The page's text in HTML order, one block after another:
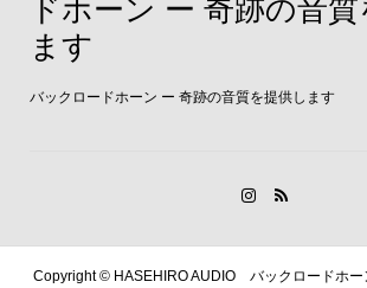
ドホーン ー 奇跡の音
ます
バックロードホーン ー 奇跡の音質を提供します
Copyright ©HASEHIRO AUDIO バックロードホー